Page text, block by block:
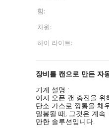
힘:
차원:
하이 라이트:
장비를 캔으로 만든 자
기계 설명 :
이지 오픈 캔 충진을
탄소 가스로 깡통을 채
밀봉될 때, 그것은 계
만한 솔루션입니다.